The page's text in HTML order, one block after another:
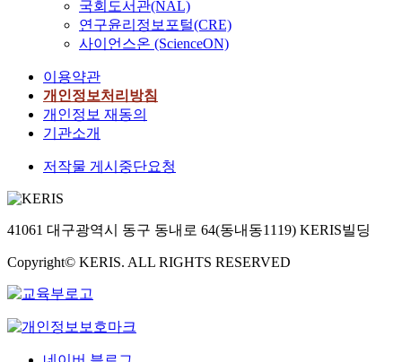
국회도서관(NAL)
연구윤리정보포털(CRE)
사이언스온 (ScienceON)
이용약관
개인정보처리방침
개인정보 재동의
기관소개
저작물 게시중단요청
41061 대구광역시 동구 동내로 64(동내동1119) KERIS빌딩
Copyright© KERIS. ALL RIGHTS RESERVED